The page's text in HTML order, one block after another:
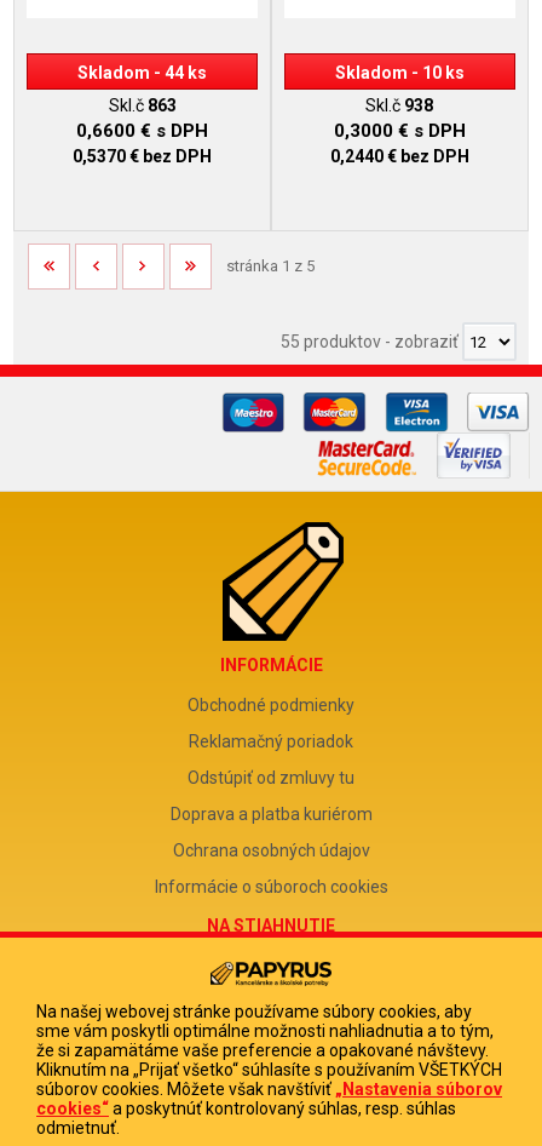
Skladom - 44 ks
Skl.č 863
0,6600 € s DPH
0,5370 € bez DPH
Skladom - 10 ks
Skl.č 938
0,3000 € s DPH
0,2440 € bez DPH
stránka 1 z 5
55 produktov- zobraziť
INFORMÁCIE
Obchodné podmienky
Reklamačný poriadok
Odstúpiť od zmluvy tu
Doprava a platba kuriérom
Ochrana osobných údajov
Informácie o súboroch cookies
NA STIAHNUTIE
Reklamačný formulár
Odstúpenie od zmluvy
Poučenie o odstúpení od zmluvy
FIRMA
PAPYRUS POPRAD, s.r.o.
Na našej webovej stránke používame súbory cookies, aby
sme vám poskytli optimálne možnosti nahliadnutia a to tým,
že si zapamätáme vaše preferencie a opakované návštevy.
Kliknutím na „Prijať všetko“ súhlasíte s používaním VŠETKÝCH
súborov cookies. Môžete však navštíviť „Nastavenia súborov
cookies“a poskytnúť kontrolovaný súhlas, resp. súhlas
odmietnuť.